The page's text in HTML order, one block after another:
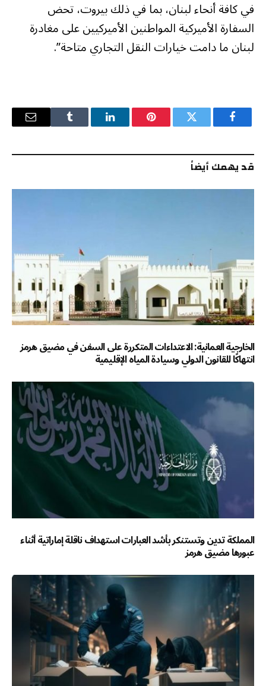
في كافة أنحاء لبنان، بما في ذلك بيروت، تحض
السفارة الأميركية المواطنين الأميركيين على مغادرة
لبنان ما دامت خيارات النقل التجاري متاحة”.
فيسبوك تويتر بينتيريستلينكدإن Tumblr
البريد
قد يهمك أيضاً
الخارجية العمانية: الاعتداءات المتكررة على السفن في مضيق هرمز
انتهاكًا للقانون الدولي وسيادة المياه الإقليمية
المملكة تدين وتستنكر بأشد العبارات استهداف ناقلة إماراتية أثناء
عبورها مضيق هرمز